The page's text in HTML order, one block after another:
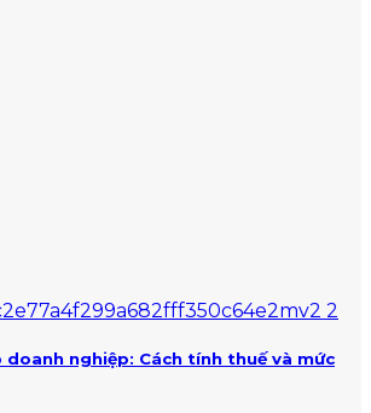
doanh nghiệp: Cách tính thuế và mức